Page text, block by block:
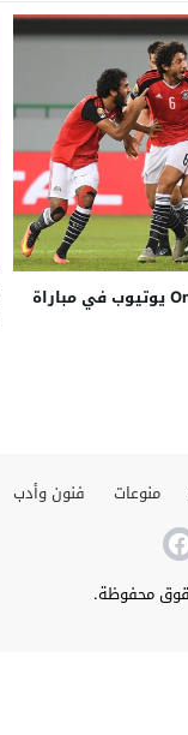
مباشر مصر و الكونغو على قناة On sport يوتيوب في مباراة
منوعات فنون وأدب